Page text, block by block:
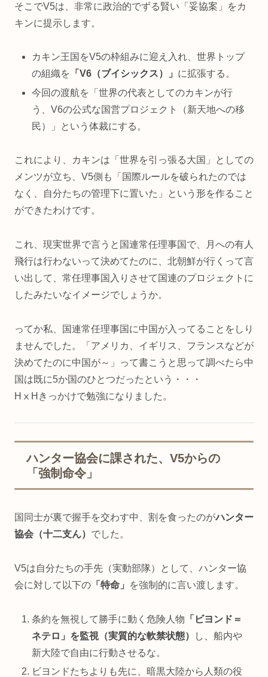
そこでV5は、非常に政治的でずる賢い「妥協案」をカ
キンに提示します。
カキン王国をV5の枠組みに迎え入れ、世界トップ
の組織を 「V6（ブイシックス）」 に拡張する。
今回の渡航を「世界の代表としてのカキンが行
う、V6の公式な国営プロジェクト（新天地への移
民）」という体裁にする。
これにより、カキンは「世界を引っ張る大国」としての
メンツが立ち、V5側も「国際ルールを破られたのでは
なく、自分たちの管理下に置いた」という形を作ること
ができたわけです。
これ、現実世界で言うと国連常任理事国で、月への有人
飛行は行わないって決めてたのに、北朝鮮が行くって言
い出して、常任理事国入りさせて国連のプロジェクトに
したみたいなイメージでしょうか。
ってか私、国連常任理事国に中国が入ってることをしり
ませんでした。「アメリカ、イギリス、フランスなどが
決めてたのに中国が～」って書こうと思って調べたら中
国は既に5か国のひとつだったという・・・
HⅹHきっかけで勉強になりました。
ハンター協会に課された、V5からの
「強制命令」
国同士が裏で握手を交わす中、割を食ったのがハンター
協会（十二支ん） でした。
V5は自分たちの手先（実動部隊）として、ハンター協
会に対して以下の 「特命」 を強制的に言い渡します。
条約を無視して勝手に動く危険人物 「ビヨンド＝
ネテロ」を監視（実質的な軟禁状態）
し、船内や
新大陸で自由に行動させるな。
ビヨンドたちよりも先に、暗黒大陸から人類の役